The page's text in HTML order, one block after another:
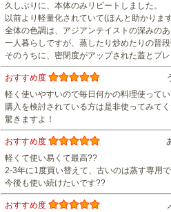
久しぶりに、本体のみリピートしました。
以前より軽量化されていて(ほんと助かりま
全体の色調は、アジアンテイストの深みの
一人暮らしですが、蒸したり炒めたりの普段
そのうちに、密閉度がアップされた蓋とプ
おすすめ度
軽く使いやすいので毎日何かの料理使って
購入を検討されている方は是非使ってみてく
驚きますよ！
おすすめ度
軽くて使い易くて最高??
2-3年に1度買い替えて、古いのは蒸す専用で
今後も使い続けたいです??
おすすめ度